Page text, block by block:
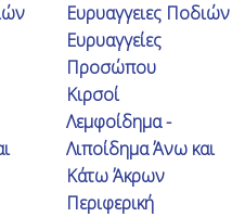
Ευρυαγγειες Ποδιών
Ευρυαγγείες
Προσώπου
Κιρσοί
Λεμφοίδημα -
Λιποίδημα Άνω και
Κάτω Άκρων
Περιφερική
και μπορώ να